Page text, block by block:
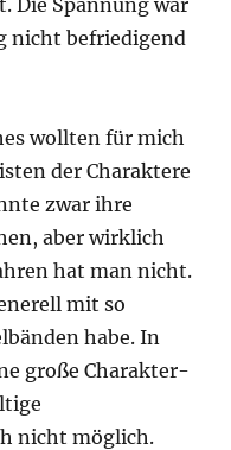
nicht befriedigend
wollten für mich
der Charaktere
zwar ihre
aber wirklich
hat man nicht.
mit so
habe. In
große Charakter-
nicht möglich.